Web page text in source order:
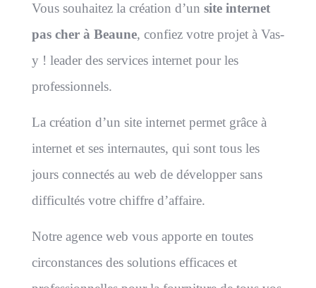
Vous souhaitez la création d’un site internet
pas cher à Beaune, confiez votre projet à Vas-
y ! leader des services internet pour les
professionnels.
La création d’un site internet permet grâce à
internet et ses internautes, qui sont tous les
jours connectés au web de développer sans
difficultés votre chiffre d’affaire.
Notre agence web vous apporte en toutes
circonstances des solutions efficaces et